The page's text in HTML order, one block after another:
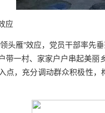
应
头雁”效应，党员干部率先
带一村、家家户户串起美
点，充分调动群众积极性，